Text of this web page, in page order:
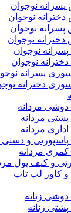
پسرانه نوجوان
دخترانه نوجوان
نوجوان
نوجوان
نوجوان
نوجوان
پسرانه
دخترانه
مردانه
پشتی مردانه
مردانه
و دستی
مردانه
و کیف پول
کاور لپ تاپ
زنانه
زنانه